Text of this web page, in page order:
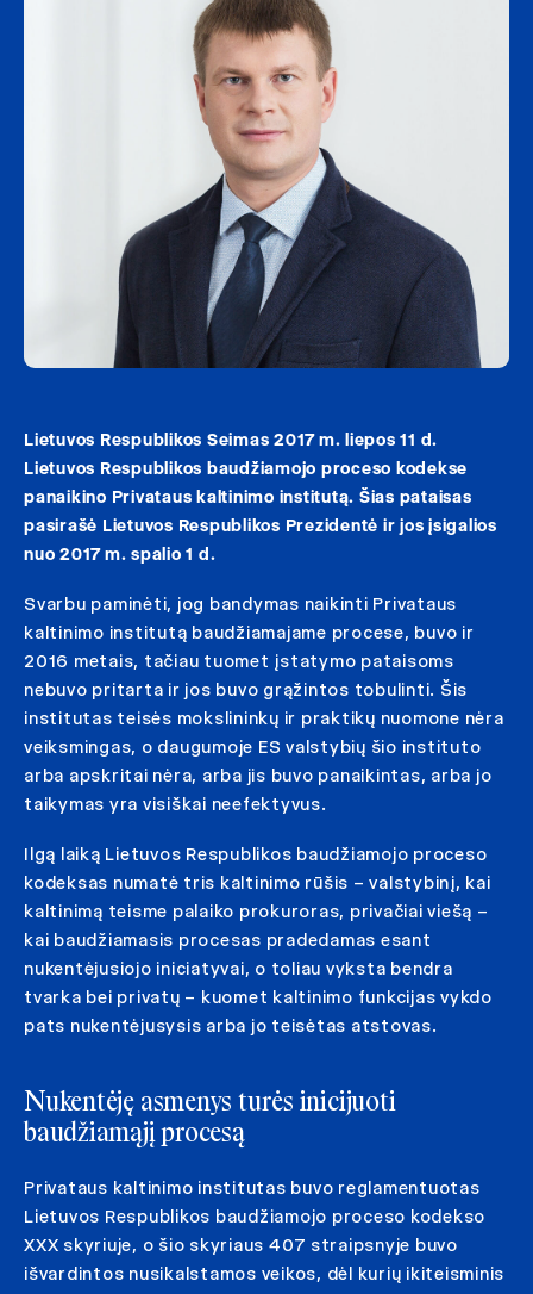
Lietuvos Respublikos Seimas 2017 m. liepos 11 d.
Lietuvos Respublikos baudžiamojo proceso kodekse
panaikino Privataus kaltinimo institutą. Šias pataisas
pasirašė Lietuvos Respublikos Prezidentė ir jos įsigalios
nuo 2017 m. spalio 1 d.
Svarbu paminėti, jog bandymas naikinti Privataus
kaltinimo institutą baudžiamajame procese, buvo ir
2016 metais, tačiau tuomet įstatymo pataisoms
nebuvo pritarta ir jos buvo grąžintos tobulinti. Šis
institutas teisės mokslininkų ir praktikų nuomone nėra
veiksmingas, o daugumoje ES valstybių šio instituto
arba apskritai nėra, arba jis buvo panaikintas, arba jo
taikymas yra visiškai neefektyvus.
Ilgą laiką Lietuvos Respublikos baudžiamojo proceso
kodeksas numatė tris kaltinimo rūšis – valstybinį, kai
kaltinimą teisme palaiko prokuroras, privačiai viešą –
kai baudžiamasis procesas pradedamas esant
nukentėjusiojo iniciatyvai, o toliau vyksta bendra
tvarka bei privatų – kuomet kaltinimo funkcijas vykdo
pats nukentėjusysis arba jo teisėtas atstovas.
Nukentėję asmenys turės inicijuoti
baudžiamąjį procesą
Privataus kaltinimo institutas buvo reglamentuotas
Lietuvos Respublikos baudžiamojo proceso kodekso
XXX skyriuje, o šio skyriaus 407 straipsnyje buvo
išvardintos nusikalstamos veikos, dėl kurių ikiteisminis